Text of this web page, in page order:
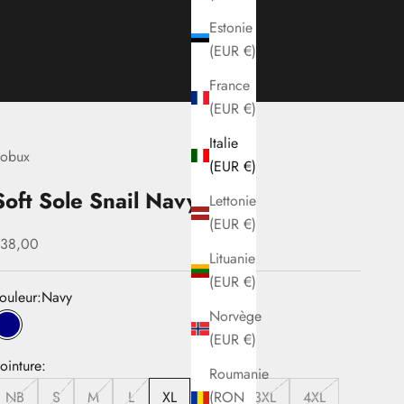
Estonie
(EUR €)
France
(EUR €)
Italie
(EUR €)
Lettonie
(EUR €)
Lituanie
(EUR €)
Norvège
(EUR €)
Roumanie
(RON
Sole Snail Navy
de vente
Navy
Navy
NB
S M L XL 2XL 3XL 4XL